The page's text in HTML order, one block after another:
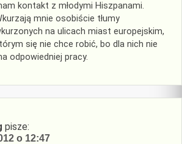
kontakt z młodymi Hiszpanami.
mnie osobiście tłumy
na ulicach miast europejskim,
się nie chce robić, bo dla nich nie
odpowiedniej pracy.
pisze:
o 12:47